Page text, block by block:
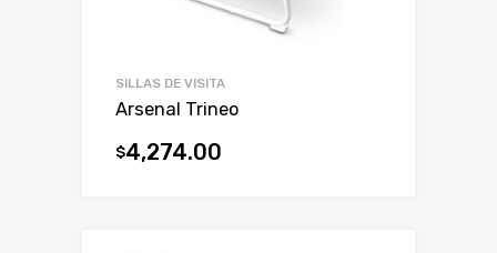
SILLAS DE VISITA
Arsenal Trineo
$4,274.00